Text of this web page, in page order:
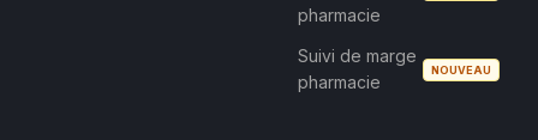
pharmacie
Suivi de marge
pharmacie
NOUVEAU